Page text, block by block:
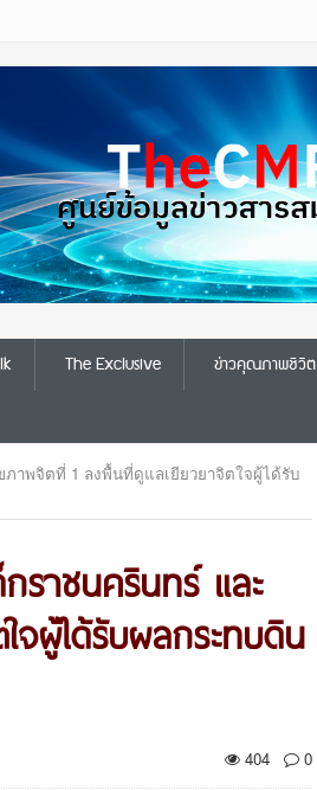
The Exclusive ข่าวคุณภาพชีวิต
าพจิตที่ 1 ลงพื้นที่ดูแลเยียวยาจิตใจผู้ได้รับ
ราชนครินทร์ และ
ผู้ได้รับผลกระทบดิน
404 0